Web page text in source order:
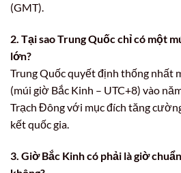
(GMT).
2. Tại sao Trung Quốc chỉ có một
lớn?
Trung Quốc quyết định thống nhất
(múi giờ Bắc Kinh – UTC+8) vào
Trạch Đông với mục đích tăng
kết quốc gia.
3. Giờ Bắc Kinh có phải là giờ